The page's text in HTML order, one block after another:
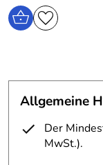
Allgemeine
Der
MwSt.).